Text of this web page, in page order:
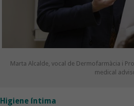
Marta Alcalde, vocal de Dermofarmàcia i
medical
Higiene íntima